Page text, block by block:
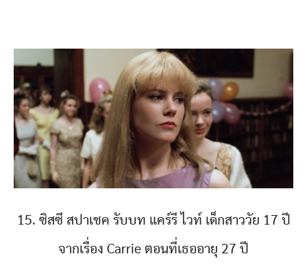
15. ซิสซี สปาเชค รับบท แคร์รี ไวท์ เด็กสาววัย 17 ปี
จากเรื่อง Carrie ตอนที่เธออายุ 27 ปี